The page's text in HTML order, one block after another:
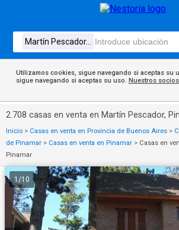
Utilizamos cookies, sigue navegando si aceptas su
sigue navegando si aceptas su uso. Nuestros socios
2.708 casas en venta en Martín Pescador,
Inicio > Casas en venta en Provincia de Buenos Aires >
de Pinamar > Casas en venta en Pinamar > Casas en
Pinamar
1 /10